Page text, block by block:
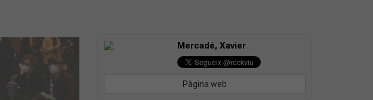
Mercadé, Xavier
Pàgina web